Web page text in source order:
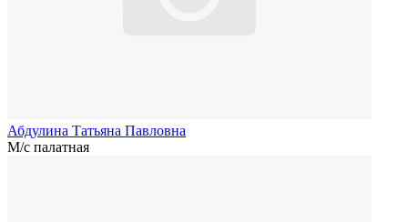
Абдулина Татьяна Павловна
М/с палатная